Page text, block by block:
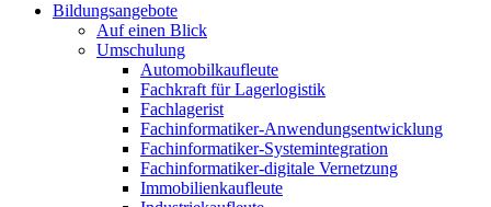
Bildungsangebote
Auf einen Blick
Umschulung
Automobilkaufleute
Fachkraft für Lagerlogistik
Fachlagerist
Fachinformatiker-Anwendungsentwicklung
Fachinformatiker-Systemintegration
Fachinformatiker-digitale Vernetzung
Immobilienkaufleute